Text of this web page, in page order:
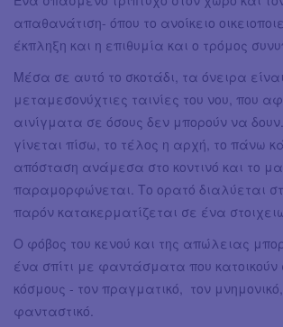
απαθανάτιση- όπου το ανοίκειο
έκπληξη και η επιθυμία και ο τρόμος
Μέσα σε αυτό το σκοτάδι, τα όνειρα
μεταμεσονύχτιες ταινίες του νου, που
αινίγματα σε όσους δεν μπορούν να
γίνεται πίσω, το τέλος η αρχή, το πάνω
απόσταση ανάμεσα στο κοντινό και το
παραμορφώνεται. Το ορατό διαλύεται
παρόν κατακερματίζεται σε ένα
Ο φόβος του κενού και της απώλειας
ένα σπίτι με φαντάσματα που κατοικούν
κόσμους - τον πραγματικό, τον
φανταστικό.